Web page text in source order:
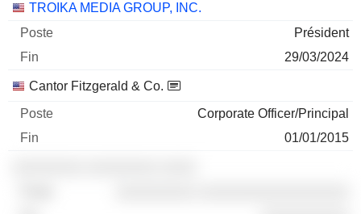
TROIKA MEDIA GROUP, INC.
Président
29/03/2024
Cantor Fitzgerald & Co.
Corporate Officer/Principal
01/01/2015